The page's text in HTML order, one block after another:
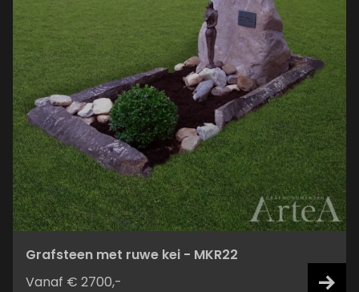
Grafsteen met ruwe kei - MKR22
Vanaf € 2700,-